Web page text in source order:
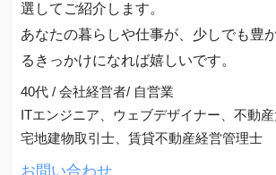
選してご紹介します。
あなたの暮らしや仕事が、少しでも豊
るきっかけになれば嬉しいです。
40代 / 会社経営者/ 自営業
ITエンジニア、ウェブデザイナー、不動産
宅地建物取引士、賃貸不動産経営管理士
お問い合わせ